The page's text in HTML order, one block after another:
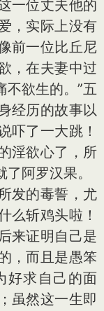
一位丈夫他的
，实际上没有
前一位比丘尼
，在夫妻中过
不欲生的。”五
经历的故事以
吓了一大跳！
淫欲心了，所
阿罗汉果。
发的毒誓，尤
么斩鸡头啦！
来证明自己是
，而且是愚笨
好求自己的面
虽然这一生即